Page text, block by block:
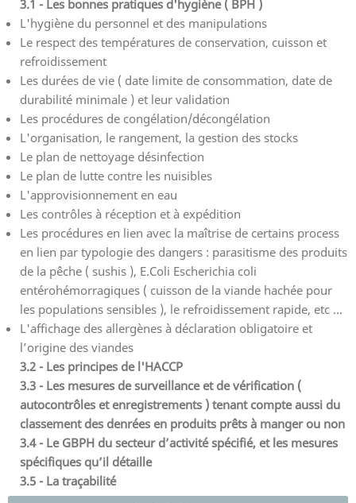
3.1 - Les bonnes pratiques d'hygiène ( BPH )
L'hygiène du personnel et des manipulations
Le respect des températures de conservation, cuisson et
refroidissement
Les durées de vie ( date limite de consommation, date de
durabilité minimale ) et leur validation
Les procédures de congélation/décongélation
L'organisation, le rangement, la gestion des stocks
Le plan de nettoyage désinfection
Le plan de lutte contre les nuisibles
L'approvisionnement en eau
Les contrôles à réception et à expédition
Les procédures en lien avec la maîtrise de certains process
en lien par typologie des dangers : parasitisme des produits
de la pêche ( sushis ), E.Coli Escherichia coli
entérohémorragiques ( cuisson de la viande hachée pour
les populations sensibles ), le refroidissement rapide, etc ...
L'affichage des allergènes à déclaration obligatoire et
l’origine des viandes
3.2 - Les principes de l'HACCP
3.3 - Les mesures de surveillance et de vérification (
autocontrôles et enregistrements ) tenant compte aussi du
classement des denrées en produits prêts à manger ou non
3.4 - Le GBPH du secteur d’activité spécifié, et les mesures
spécifiques qu’il détaille
3.5 - La traçabilité